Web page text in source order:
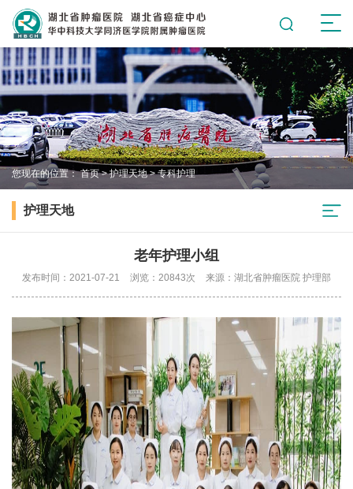
您现在的位置： 首页>护理天地>专科护理
护理天地
老年护理小组
发布时间：2021-07-21 浏览：20843次 来源：湖北省肿瘤医院 护理部